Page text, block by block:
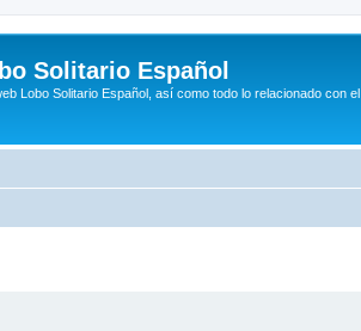
Solitario Español
Lobo Solitario Español, así como todo lo relacionado con el